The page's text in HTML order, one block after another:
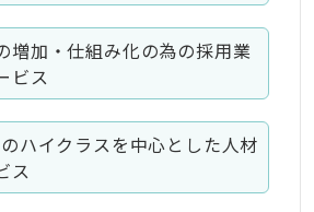
増加・仕組み化の為の採用業
ビス
ハイクラスを中心とした人材
ス